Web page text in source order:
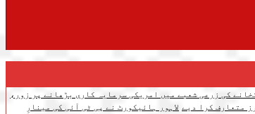
کی زرعی شعبے میں امریکی سرمایہ کاری بڑھانے پر زور،
لاہور ہائیکورٹ نے پی ٹی آئی کی مینارِ